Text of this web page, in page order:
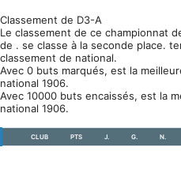
Classement de D3-A
Le classement de ce championnat
de . se classe à la seconde place.
classement de national.
Avec 0 buts marqués, est la
national 1906.
Avec 10000 buts encaissés, est la
national 1906.
CLUB PTS J. G. N.